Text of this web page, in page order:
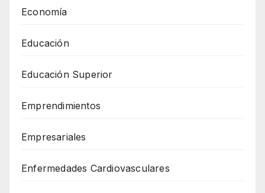
Economía
Educación
Educación Superior
Emprendimientos
Empresariales
Enfermedades Cardiovasculares